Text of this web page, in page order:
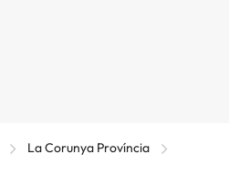
La Corunya Província